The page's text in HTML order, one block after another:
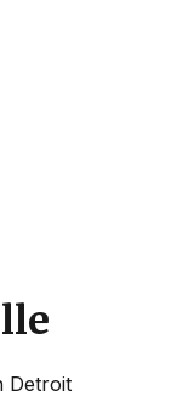
Detroit